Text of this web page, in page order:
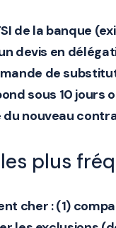
de la banque
devis en
de
sous 10 jours
du nouveau
plus
cher : (1)